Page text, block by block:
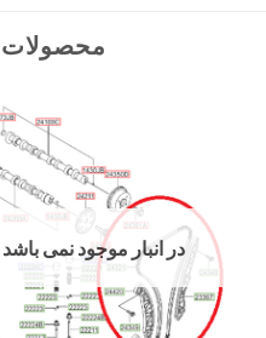
در انبار موجود نمی باشد